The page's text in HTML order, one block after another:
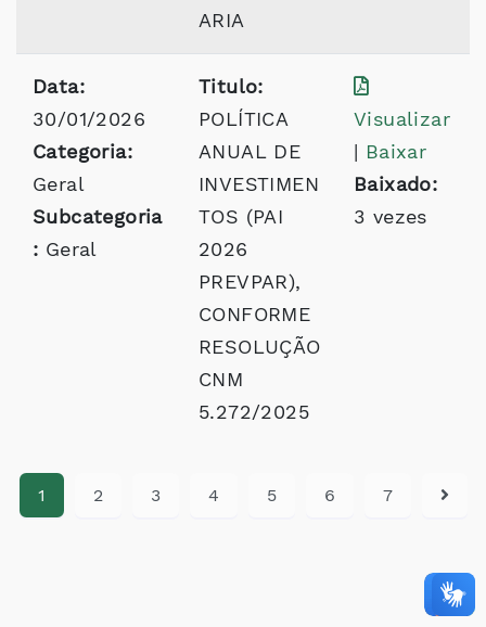
ARIA
Data:
30/01/2026
Categoria:
Geral
Subcategoria
: Geral
Titulo:
POLÍTICA
ANUAL DE
INVESTIMEN
TOS (PAI
2026
PREVPAR),
CONFORME
RESOLUÇÃO
CNM
5.272/2025
Visualizar
| Baixar
Baixado:
3 vezes
1 2 3 4 5 6 7